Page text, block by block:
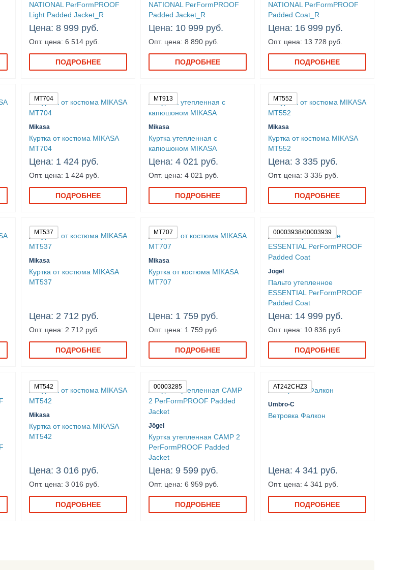
NATIONAL PerFormPROOF
Light Padded Jacket_R
Цена: 8 999 руб.
Опт. цена: 6 514 руб.
ПОДРОБНЕЕ
NATIONAL PerFormPROOF
Padded Jacket_R
Цена: 10 999 руб.
Опт. цена: 8 890 руб.
ПОДРОБНЕЕ
NATIONAL PerFormPROOF
Padded Coat_R
Цена: 16 999 руб.
Опт. цена: 13 728 руб.
ПОДРОБНЕЕ
MT704
Mikasa
Куртка от костюма MIKASA
MT704
Цена: 1 424 руб.
Опт. цена: 1 424 руб.
ПОДРОБНЕЕ
MT913
Mikasa
Куртка утепленная с
капюшоном MIKASA
Цена: 4 021 руб.
Опт. цена: 4 021 руб.
ПОДРОБНЕЕ
MT552
Mikasa
Куртка от костюма MIKASA
MT552
Цена: 3 335 руб.
Опт. цена: 3 335 руб.
ПОДРОБНЕЕ
MT537
Mikasa
Куртка от костюма MIKASA
MT537
Цена: 2 712 руб.
Опт. цена: 2 712 руб.
ПОДРОБНЕЕ
MT707
Mikasa
Куртка от костюма MIKASA
MT707
Цена: 1 759 руб.
Опт. цена: 1 759 руб.
ПОДРОБНЕЕ
00003938/00003939
Jögel
Пальто утепленное
ESSENTIAL PerFormPROOF
Padded Coat
Цена: 14 999 руб.
Опт. цена: 10 836 руб.
ПОДРОБНЕЕ
MT542
Mikasa
Куртка от костюма MIKASA
MT542
Цена: 3 016 руб.
Опт. цена: 3 016 руб.
ПОДРОБНЕЕ
00003285
Jögel
Куртка утепленная CAMP 2
PerFormPROOF Padded
Jacket
Цена: 9 599 руб.
Опт. цена: 6 959 руб.
ПОДРОБНЕЕ
AT242CHZ3
Umbro-C
Ветровка Фалкон
Цена: 4 341 руб.
Опт. цена: 4 341 руб.
ПОДРОБНЕЕ